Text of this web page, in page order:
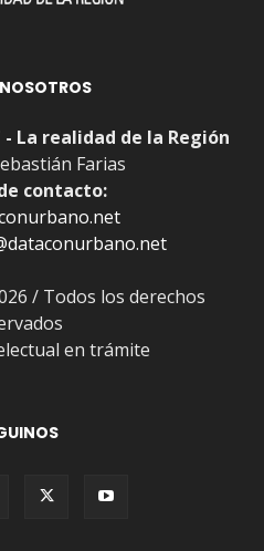
La realidad de la Región
Farias
contacto:
/ Todos los derechos
en trámite